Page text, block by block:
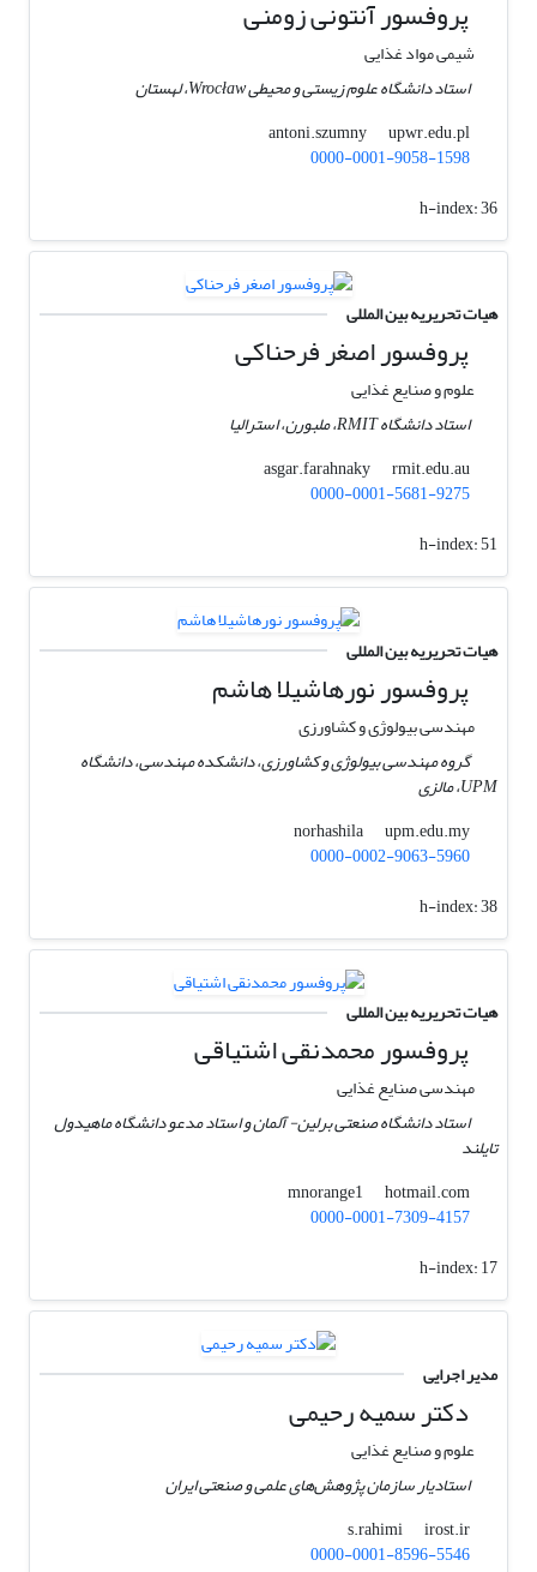
پروفسور آنتونی زومنی
شیمی مواد غذایی
استاد دانشگاه علوم زیستی و محیطی Wrocław، لهستان
antoni.szumny
upwr.edu.pl
0000-0001-9058-1598
h-index:36
هیات تحریریه بین المللی
پروفسور اصغر فرحناکی
علوم و صنایع غذایی
استاد دانشگاه RMIT، ملبورن، استرالیا
asgar.farahnaky
rmit.edu.au
0000-0001-5681-9275
h-index:51
هیات تحریریه بین المللی
پروفسور نورهاشیلا هاشم
مهندسی بیولوژی و کشاورزی
گروه مهندسی بیولوژی و کشاورزی، دانشکده مهندسی، دانشگاه
UPM، مالزی
norhashila
upm.edu.my
0000-0002-9063-5960
h-index:38
هیات تحریریه بین المللی
پروفسور محمدنقی اشتیاقی
مهندسی صنایع غذایی
استاد دانشگاه صنعتی برلین- آلمان و استاد مدعو دانشگاه ماهیدول
تایلند
mnorange1
hotmail.com
0000-0001-7309-4157
h-index:17
مدیر اجرایی
دکتر سمیه رحیمی
علوم و صنایع غذایی
استادیار سازمان پژوهش‌های علمی و صنعتی ایران
s.rahimi
irost.ir
0000-0001-8596-5546